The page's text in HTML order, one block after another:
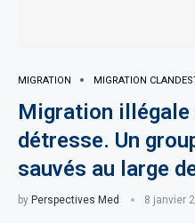
MIGRATION MIGRATION
Migration illégale
détresse. Un
sauvés au large
by Perspectives Med 8 janvier